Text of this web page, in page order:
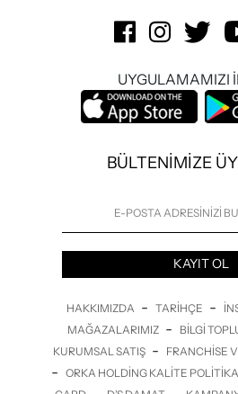
UYGULAMAMIZI
BÜLTENİMİZE
KAYIT OL
HAKKIMIZDA - TARIHÇE -
MAĞAZALARIMIZ - BILGI
KURUMSAL SATIŞ - FRANCHISE
- ORKA HOLDING KALITE